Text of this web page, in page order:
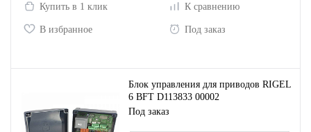
Купить в 1 клик К сравнению
В избранное Под заказ
Блок управления для приводов RIGEL
6 BFT D113833 00002
Под заказ